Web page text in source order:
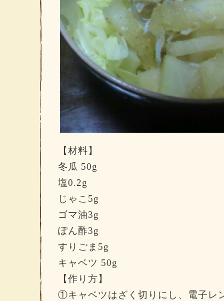
【材料】
冬瓜 50g
塩0.2g
じゃこ5g
ゴマ油3g
ぽん酢3g
すりごま 5g
キャベツ 50g
【作り方】
①キャベツはざく切りにし、電子レ